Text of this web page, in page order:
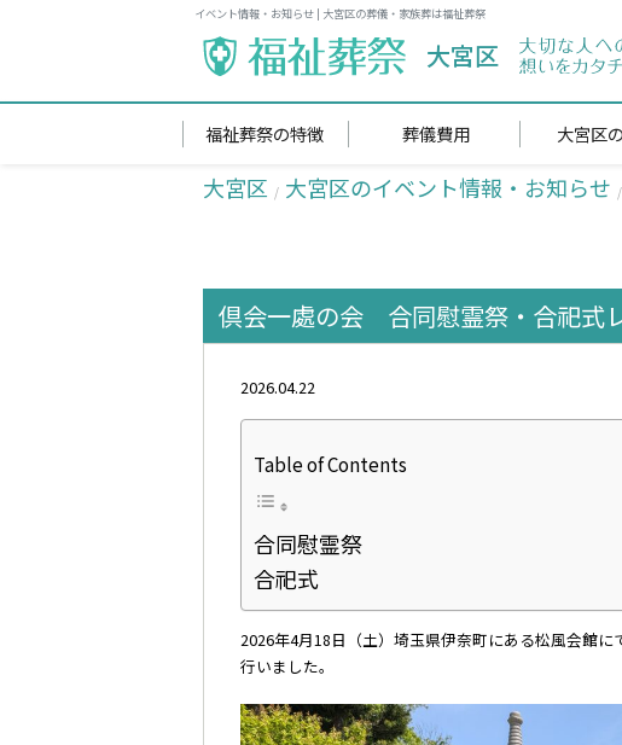
イベント情報・お知らせ | 大宮区の葬儀・家族葬は福祉葬祭
大宮区
福祉葬祭の特徴 葬儀費用 大宮区
大宮区 大宮区のイベント情報・お知らせ
倶会一處の会 合同慰霊祭・合祀式
2026.04.22
Table of Contents
合同慰霊祭
合祀式
2026年4月18日（土）埼玉県伊奈町にある松風会館
行いました。